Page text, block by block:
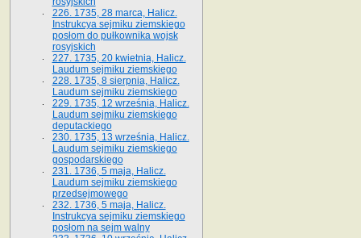
226. 1735, 28 marca, Halicz.
Instrukcya sejmiku ziemskiego
posłom do pułkownika wojsk
rosyjskich
227. 1735, 20 kwietnia, Halicz.
Laudum sejmiku ziemskiego
228. 1735, 8 sierpnia, Halicz.
Laudum sejmiku ziemskiego
229. 1735, 12 września, Halicz.
Laudum sejmiku ziemskiego
deputackiego
230. 1735, 13 września, Halicz.
Laudum sejmiku ziemskiego
gospodarskiego
231. 1736, 5 maja, Halicz.
Laudum sejmiku ziemskiego
przedsejmowego
232. 1736, 5 maja, Halicz.
Instrukcya sejmiku ziemskiego
posłom na sejm walny